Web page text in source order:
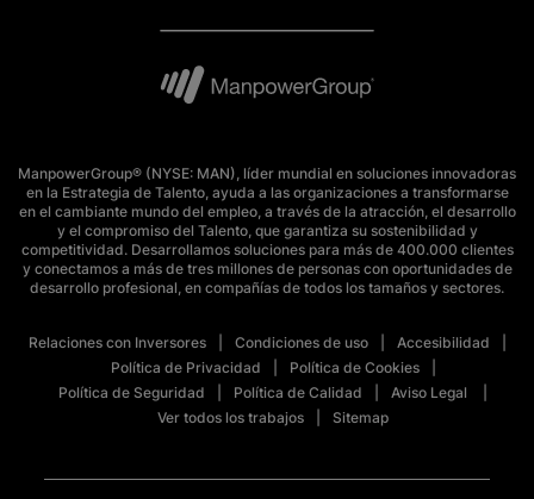
ManpowerGroup® (NYSE: MAN), líder mundial en soluciones innovadoras
en la Estrategia de Talento, ayuda a las organizaciones a transformarse
en el cambiante mundo del empleo, a través de la atracción, el desarrollo
y el compromiso del Talento, que garantiza su sostenibilidad y
competitividad. Desarrollamos soluciones para más de 400.000 clientes
y conectamos a más de tres millones de personas con oportunidades de
desarrollo profesional, en compañías de todos los tamaños y sectores.
Relaciones con Inversores Condiciones de uso
Accesibilidad
Política de Privacidad
Política de Cookies
Política de Seguridad
Política de Calidad
Aviso Legal
Ver todos los trabajos
Sitemap